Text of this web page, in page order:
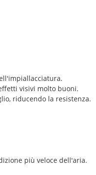
visivi molto buoni.
riducendo la resistenza.
più veloce dell'aria.